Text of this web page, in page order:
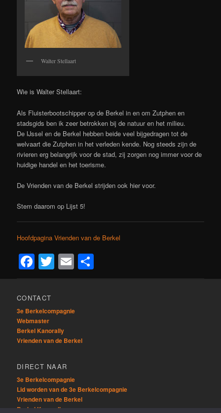
Walter Stellaart
Wie is Walter Stellaart:
Als Fluisterbootschipper op de Berkel in en om Zutphen en
stadsgids ben ik zeer betrokken bij de natuur en het milieu.
De IJssel en de Berkel hebben beide veel bijgedragen tot de
welvaart die Zutphen in het verleden kende. Nog steeds zijn de
rivieren erg belangrijk voor de stad, zij zorgen nog immer voor de
huidige handel en het toerisme.
De Vrienden van de Berkel strijden ook hier voor.
Stem daarom op Lijst 5!
Hoofdpagina Vrienden van de Berkel
Facebook
Twitter
Email
CONTACT
3e Berkelcompagnie
Webmaster
Berkel Kanorally
Vrienden van de Berkel
DIRECT NAAR
3e Berkelcompagnie
Lid worden van de 3e Berkelcompagnie
Vrienden van de Berkel
Berkel Kanorally